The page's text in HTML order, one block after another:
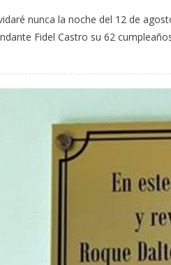
nunca la noche del 12 de
Fidel Castro su 62